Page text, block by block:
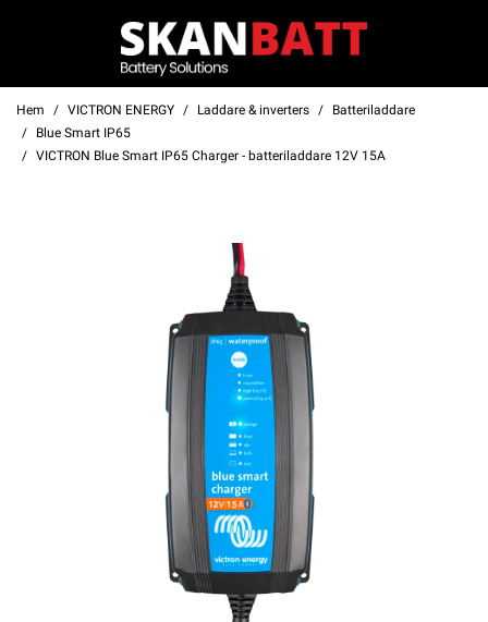
Hem VICTRON ENERGY Laddare & inverters
Batteriladdare
Blue Smart IP65
VICTRON Blue Smart IP65 Charger - batteriladdare 12V 15A